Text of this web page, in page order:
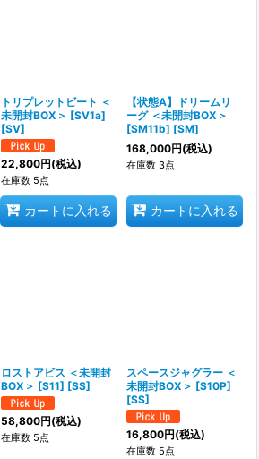
トリプレットビート ＜
未開封BOX＞ [SV1a]
[SV]
22,800円(税込)
在庫数 5点
カートに入れる
【状態A】ドリームリ
ーグ ＜未開封BOX＞
[SM11b] [SM]
168,000円(税込)
在庫数 3点
カートに入れる
ロストアビス ＜未開封
BOX＞ [S11] [SS]
58,800円(税込)
在庫数 5点
スペースジャグラー ＜
未開封BOX＞ [S10P]
[SS]
16,800円(税込)
在庫数 5点